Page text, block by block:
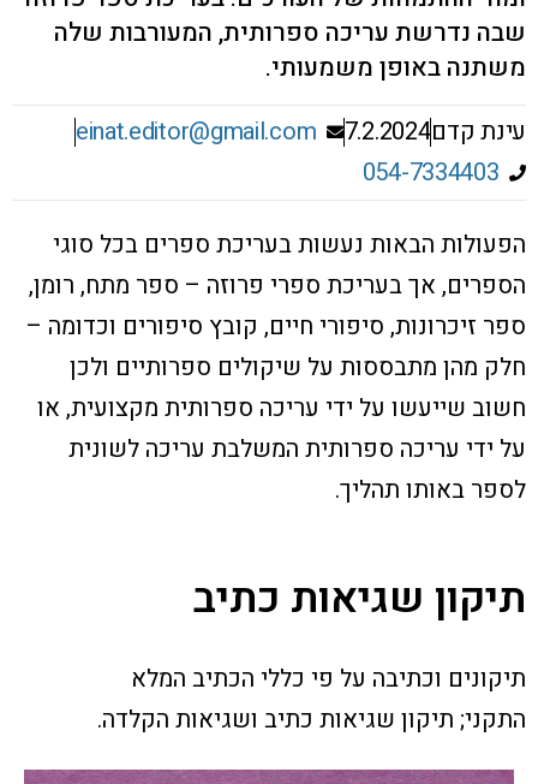
שבה נדרשת עריכה ספרותית, המעורבות שלה
משתנה באופן משמעותי.
עינת קדם7.2.2024
einat.editor@gmail.com
054-7334403
הפעולות הבאות נעשות בעריכת ספרים בכל סוגי
הספרים, אך בעריכת ספרי פרוזה – ספר מתח, רומן,
ספר זיכרונות, סיפורי חיים, קובץ סיפורים וכדומה –
חלק מהן מתבססות על שיקולים ספרותיים ולכן
חשוב שייעשו על ידי עריכה ספרותית מקצועית, או
על ידי עריכה ספרותית המשלבת עריכה לשונית
לספר באותו תהליך.
תיקון שגיאות כתיב
תיקונים וכתיבה על פי כללי הכתיב המלא
התקני; תיקון שגיאות כתיב ושגיאות הקלדה.